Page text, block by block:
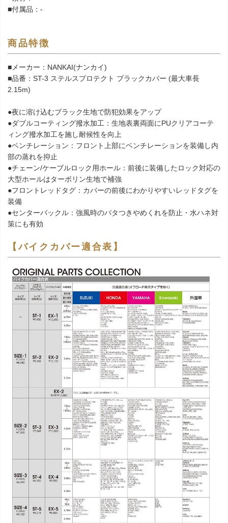
■付属品：-
商品特徴
■メーカー：NANKAI(ナンカイ)
■品番：ST-3 ステルスプロテクト ブラックカバー (最大車長
2.15m)
●夜に溶け込むブラック生地で防犯効果をアップ
●ダブルコーティング撥水加工：生地表裏両面にPUクリアコーテ
ィング撥水加工を施し耐候性を向上
●ベンチレーション：フロント上部にベンチレーションを装備し内
部の蒸れを抑止
●チェーン/ケーブルロック用ホール：前後に装備したロック対応の
大型ホールはターボリン生地で補強
●フロントレッドタグ：カバーの前後にわかりやすいレッドタグを
装備
●センターバックル：強風時のバタつきやめくれを防止・水ハネ対
策にも有効
【バイクカバー適合表】